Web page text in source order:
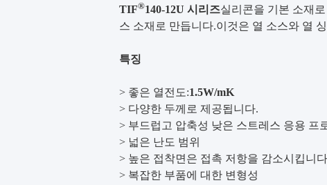
TIF®140-12U 시리즈실리콘을 기본 소재
스 소재로 만듭니다.이것은 열 소스와 열
특징
> 좋은 열전도:1.5W/mK
> 다양한 두께로 제공됩니다.
> 부드럽고 압축성 낮은 스트레스 응용 프
> 넓은 난도 범위
> 높은 접착면은 접촉 저항을 감소시킵니
> 복잡한 부품에 대한 변형성